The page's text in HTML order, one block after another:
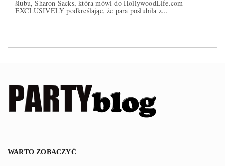
ślubu, Sharon Sacks, która mówi do HollywoodLife.com
EXCLUSIVELY podkreślając, że para poślubiła z...
WARTO ZOBACZYĆ